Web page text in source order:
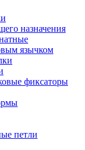
назначения
язычком
фиксаторы
петли